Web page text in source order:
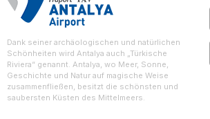
Dank seiner archäologischen und natürlichen
Schönheiten wird Antalya auch „Türkische
Riviera“ genannt. Antalya, wo Meer, Sonne,
Geschichte und Natur auf magische Weise
zusammenfließen, besitzt die schönsten und
saubersten Küsten des Mittelmeers.